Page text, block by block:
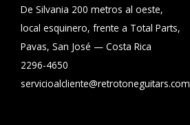
De Silvania 200 metros al oeste,
local esquinero, frente a Total Parts,
Pavas, San José — Costa Rica
2296-4650
servicioalcliente@retrotoneguitars.com